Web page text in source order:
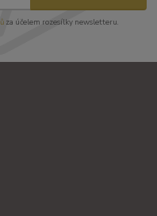
za účelem rozesílky newsletteru.